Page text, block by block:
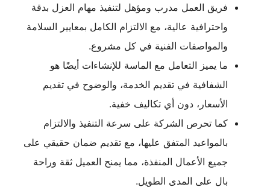
فريق العمل مدرب ومؤهل لتنفيذ مهام العزل بدقة
واحترافية عالية، مع الالتزام الكامل بمعايير السلامة
والمواصفات الفنية في كل مشروع.
ما يميز التعامل مع الماسة للإنشاءات أيضًا هو
الشفافية في تقديم الخدمة، والوضوح في تقديم
الأسعار، دون أي تكاليف خفية.
كما تحرص الشركة على سرعة التنفيذ والالتزام
بالمواعيد المتفق عليها، مع تقديم ضمان حقيقي على
جميع الأعمال المنفذة، مما يمنح العميل ثقة وراحة
بال على المدى الطويل.